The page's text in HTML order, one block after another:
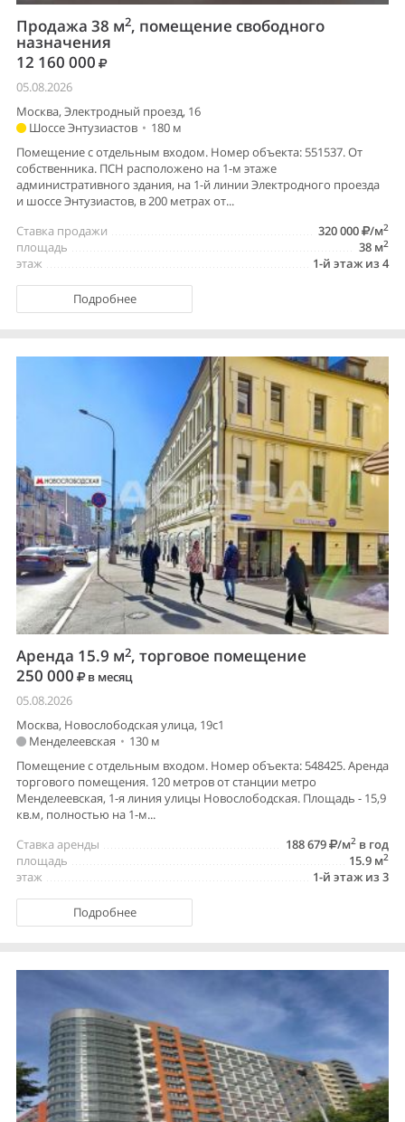
Продажа 38 м2, помещение свободного
назначения
12 160 000
05.08.2026
Москва, Электродный проезд, 16
Шоссе Энтузиастов • 180 м
Помещение с отдельным входом. Номер объекта: 551537. От
собственника. ПСН расположено на 1-м этаже
административного здания, на 1-й линии Электродного проезда
и шоссе Энтузиастов, в 200 метрах от...
320 000
/м2
Ставка продажи
38 м2
площадь
1-й этаж из 4
этаж
Подробнее
Аренда 15.9 м2, торговое помещение
250 000
в месяц
05.08.2026
Москва, Новослободская улица, 19с1
Менделеевская • 130 м
Помещение с отдельным входом. Номер объекта: 548425. Аренда
торгового помещения. 120 метров от станции метро
Менделеевская, 1-я линия улицы Новослободская. Площадь - 15,9
кв.м, полностью на 1-м...
188 679
/м2 в год
Ставка аренды
15.9 м2
площадь
1-й этаж из 3
этаж
Подробнее